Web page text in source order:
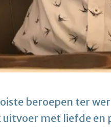
beroepen ter
met liefde en